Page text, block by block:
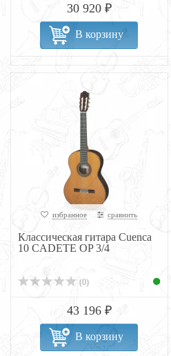
30 920 ₽
В корзину
избранное сравнить
Классическая гитара Cuenca
10 CADETE OP 3/4
(0)
43 196 ₽
В корзину